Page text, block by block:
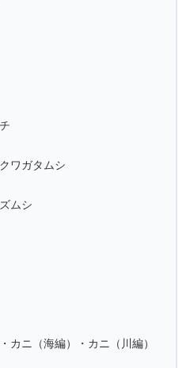
ワガタムシ
ムシ
カニ（海編）・カニ（川編）